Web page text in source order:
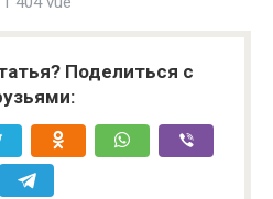
Поделиться с